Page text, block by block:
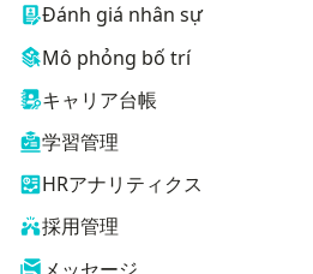
Đánh giá nhân sự
Mô phỏng bố trí
キャリア台帳
学習管理
HRアナリティクス
採用管理
メッセージ